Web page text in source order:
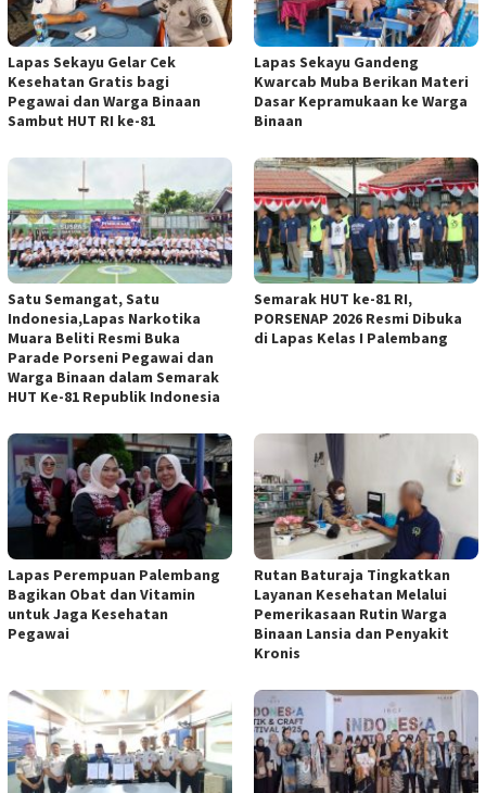
Lapas Sekayu Gelar Cek
Kesehatan Gratis bagi
Pegawai dan Warga Binaan
Sambut HUT RI ke-81
Lapas Sekayu Gandeng
Kwarcab Muba Berikan Materi
Dasar Kepramukaan ke Warga
Binaan
Satu Semangat, Satu
Indonesia,Lapas Narkotika
Muara Beliti Resmi Buka
Parade Porseni Pegawai dan
Warga Binaan dalam Semarak
HUT Ke-81 Republik Indonesia
Semarak HUT ke-81 RI,
PORSENAP 2026 Resmi Dibuka
di Lapas Kelas I Palembang
Lapas Perempuan Palembang
Bagikan Obat dan Vitamin
untuk Jaga Kesehatan
Pegawai
Rutan Baturaja Tingkatkan
Layanan Kesehatan Melalui
Pemerikasaan Rutin Warga
Binaan Lansia dan Penyakit
Kronis